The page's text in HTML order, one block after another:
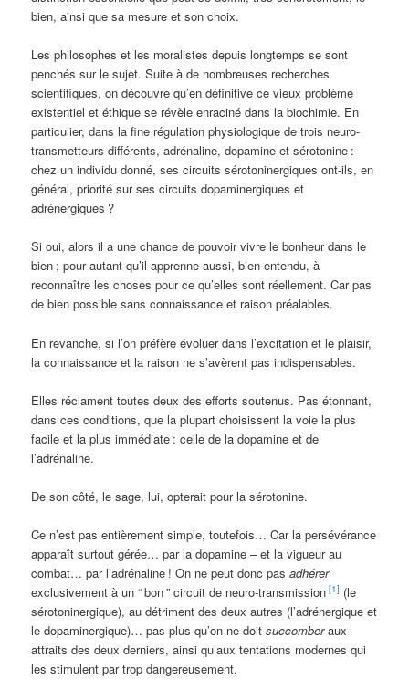
bien, ainsi que sa mesure et son choix.
Les philosophes et les moralistes depuis longtemps se sont
penchés sur le sujet. Suite à de nombreuses recherches
scientifiques, on découvre qu’en définitive ce vieux problème
existentiel et éthique se révèle enraciné dans la biochimie. En
particulier, dans la fine régulation physiologique de trois neuro-
transmetteurs différents, adrénaline, dopamine et sérotonine :
chez un individu donné, ses circuits sérotoninergiques ont-ils, en
général, priorité sur ses circuits dopaminergiques et
adrénergiques ?
Si oui, alors il a une chance de pouvoir vivre le bonheur dans le
bien ; pour autant qu’il apprenne aussi, bien entendu, à
reconnaître les choses pour ce qu’elles sont réellement. Car pas
de bien possible sans connaissance et raison préalables.
En revanche, si l’on préfère évoluer dans l’excitation et le plaisir,
la connaissance et la raison ne s’avèrent pas indispensables.
Elles réclament toutes deux des efforts soutenus. Pas étonnant,
dans ces conditions, que la plupart choisissent la voie la plus
facile et la plus immédiate : celle de la dopamine et de
l’adrénaline.
De son côté, le sage, lui, opterait pour la sérotonine.
Ce n’est pas entièrement simple, toutefois… Car la persévérance
apparaît surtout gérée… par la dopamine – et la vigueur au
combat… par l’adrénaline ! On ne peut donc pasadhérer
exclusivement à un “bon” circuit de neuro-transmission [1] (le
sérotoninergique), au détriment des deux autres (l’adrénergique et
le dopaminergique)… pas plus qu’on ne doitsuccomberaux
attraits des deux derniers, ainsi qu’aux tentations modernes qui
les stimulent par trop dangereusement.